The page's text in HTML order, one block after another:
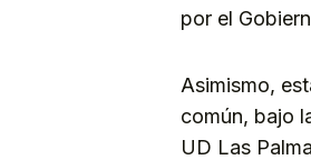
por el
Asimismo,
común, bajo
UD Las